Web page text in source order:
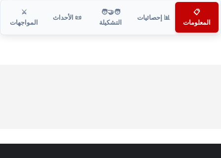
📋
المعلومات
📊 إحصائيات
🧑‍🤝‍🧑
التشكيلة
📜 الأحداث
⚔️
المواجهات